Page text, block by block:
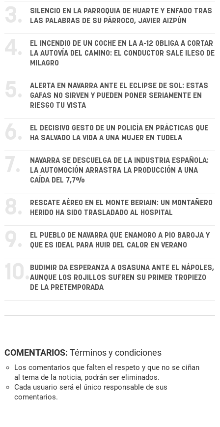
3.
SILENCIO EN LA PARROQUIA DE HUARTE Y ENFADO TRAS
LAS PALABRAS DE SU PÁRROCO, JAVIER AIZPÚN
4.
EL INCENDIO DE UN COCHE EN LA A-12 OBLIGA A CORTAR
LA AUTOVÍA DEL CAMINO: EL CONDUCTOR SALE ILESO DE
MILAGRO
5.
ALERTA EN NAVARRA ANTE EL ECLIPSE DE SOL: ESTAS
GAFAS NO SIRVEN Y PUEDEN PONER SERIAMENTE EN
RIESGO TU VISTA
6.
EL DECISIVO GESTO DE UN POLICÍA EN PRÁCTICAS QUE
HA SALVADO LA VIDA A UNA MUJER EN TUDELA
7.
NAVARRA SE DESCUELGA DE LA INDUSTRIA ESPAÑOLA:
LA AUTOMOCIÓN ARRASTRA LA PRODUCCIÓN A UNA
CAÍDA DEL 7,7%
8.
RESCATE AÉREO EN EL MONTE BERIAIN: UN MONTAÑERO
HERIDO HA SIDO TRASLADADO AL HOSPITAL
9.
EL PUEBLO DE NAVARRA QUE ENAMORÓ A PÍO BAROJA Y
QUE ES IDEAL PARA HUIR DEL CALOR EN VERANO
10. BUDIMIR DA ESPERANZA A OSASUNA ANTE EL NÁPOLES,
AUNQUE LOS ROJILLOS SUFREN SU PRIMER TROPIEZO
DE LA PRETEMPORADA
COMENTARIOS: Términos y condiciones
Los comentarios que falten el respeto y que no se ciñan
al tema de la noticia, podrán ser eliminados.
Cada usuario será el único responsable de sus
comentarios.